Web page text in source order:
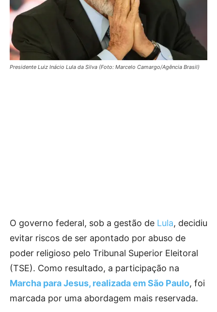
Presidente Luiz Inácio Lula da Silva (Foto: Marcelo Camargo/Agência Brasil)
O governo federal, sob a gestão de Lula, decidiu
evitar riscos de ser apontado por abuso de
poder religioso pelo Tribunal Superior Eleitoral
(TSE). Como resultado, a participação na
Marcha para Jesus, realizada em São Paulo, foi
marcada por uma abordagem mais reservada.